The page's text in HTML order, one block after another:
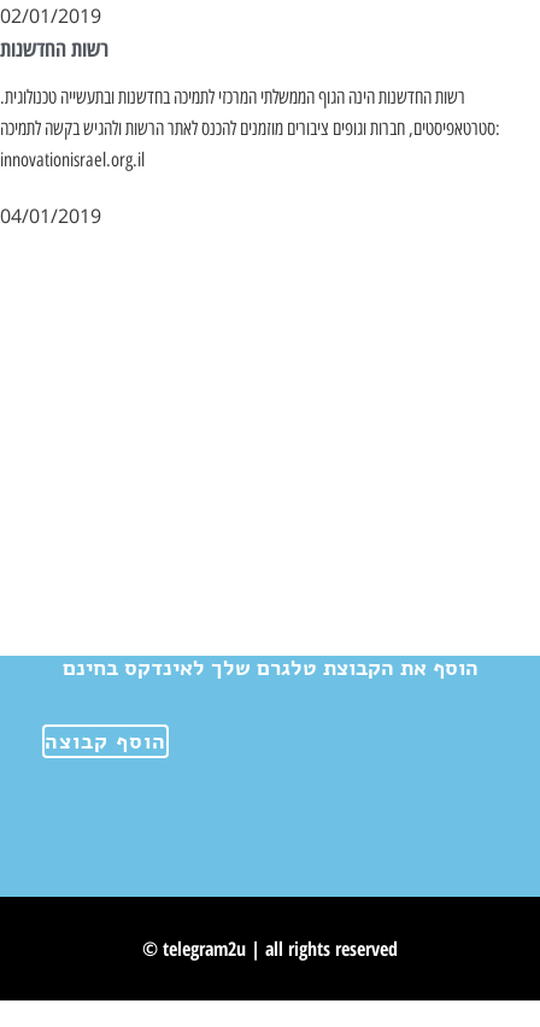
02/01/2019
רשות החדשנות
רשות החדשנות הינה הגוף הממשלתי המרכזי לתמיכה בחדשנות ובתעשייה טכנולוגית.
סטרטאפיסטים, חברות וגופים ציבורים מוזמנים להכנס לאתר הרשות ולהגיש בקשה לתמיכה:
innovationisrael.org.il
04/01/2019
הוסף את הקבוצת טלגרם שלך לאינדקס בחינם
הוסף קבוצה
© telegram2u | all rights reserved